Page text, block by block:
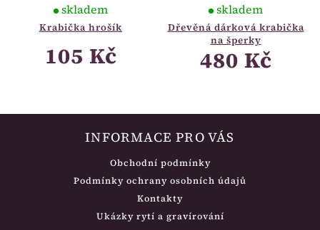
Krabička hrošík
skladem
105 Kč
Dřevěná dárková krabička
na šperky
skladem
480 Kč
INFORMACE PRO VÁS
Obchodní podmínky
Podmínky ochrany osobních údajů
Kontakty
Ukázky rytí a gravírování